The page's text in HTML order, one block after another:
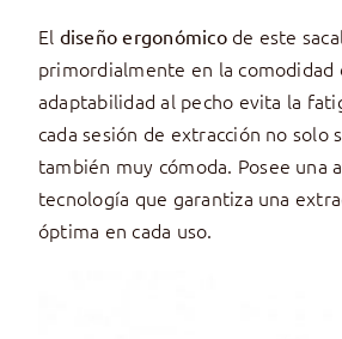
El diseño ergonómicode este
primordialmente en la comodidad
adaptabilidad al pecho evita la
cada sesión de extracción no solo
también muy cómoda. Posee una
tecnología que garantiza una
óptima en cada uso.